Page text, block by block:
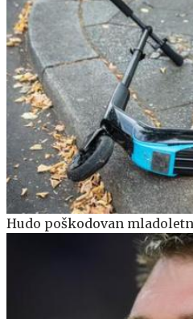
Hudo poškodovan